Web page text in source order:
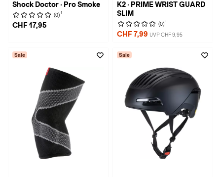
Shock Doctor · Pro Smoke
(0) 1
CHF 17,95
K2 · PRIME WRIST GUARD
SLIM
(0) 1
CHF 7,99 UVP CHF 9,95
Sale Sale